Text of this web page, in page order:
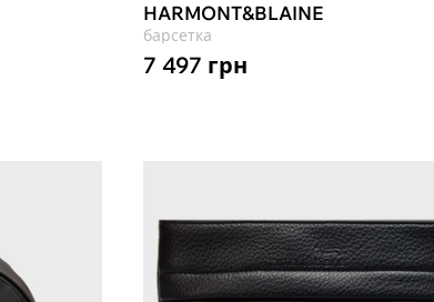
HARMONT&BLAINE
барсетка
7 497 грн